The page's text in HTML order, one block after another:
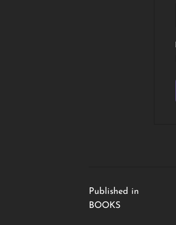
Published in
BOOKS